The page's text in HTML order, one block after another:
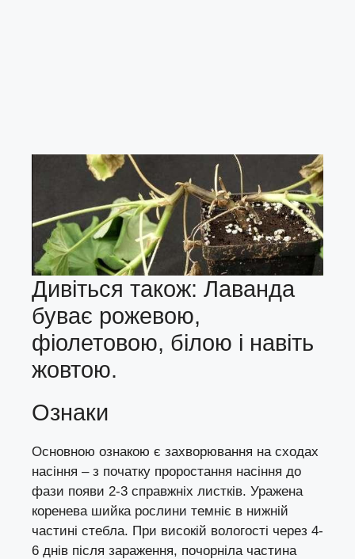
Дивіться також: Лаванда
буває рожевою,
фіолетовою, білою і навіть
жовтою.
Ознаки
Основною ознакою є захворювання на сходах
насіння – з початку проростання насіння до
фази появи 2-3 справжніх листків. Уражена
коренева шийка рослини темніє в нижній
частині стебла. При високій вологості через 4-
6 днів після зараження, почорніла частина